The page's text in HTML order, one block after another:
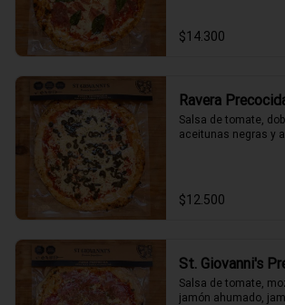
$14.300
Ravera
Salsa de tomate,
aceitunas negras y
$12.500
St. Giovanni's
Salsa de tomate,
jamón ahumado,